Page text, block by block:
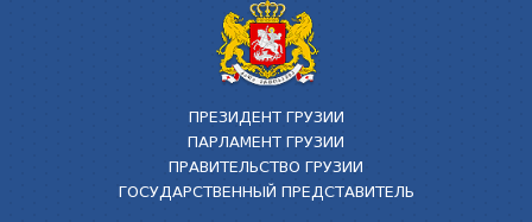
ПРЕЗИДЕНТ ГРУЗИИ
ПАРЛАМЕНТ ГРУЗИИ
ПРАВИТЕЛЬСТВО ГРУЗИИ
ГОСУДАРСТВЕННЫЙ ПРЕДСТАВИТЕЛЬ